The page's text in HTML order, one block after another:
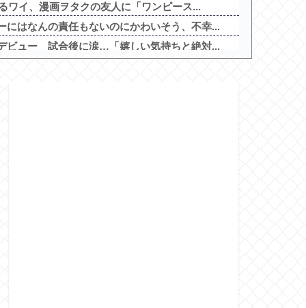
ワイ、漫画ヲタクの友人に「ワンピース...
にはなんの責任もないのにかわいそう、不幸...
ビュー 試合後に涙…「嬉しい気持ちと絶対...